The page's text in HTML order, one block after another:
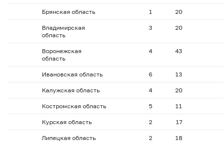
Брянская область 1 20
Владимирская
область
3 20
Воронежская
область
4 43
Ивановская область 6 13
Калужская область 4 20
Костромская область 5 11
Курская область 2 17
Липецкая область 2 18